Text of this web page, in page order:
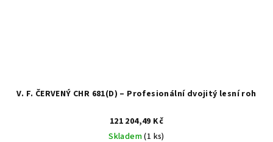
V. F. ČERVENÝ CHR 681(D) – Profesionální dvojitý lesní roh
121 204,49 Kč
Skladem(1 ks)